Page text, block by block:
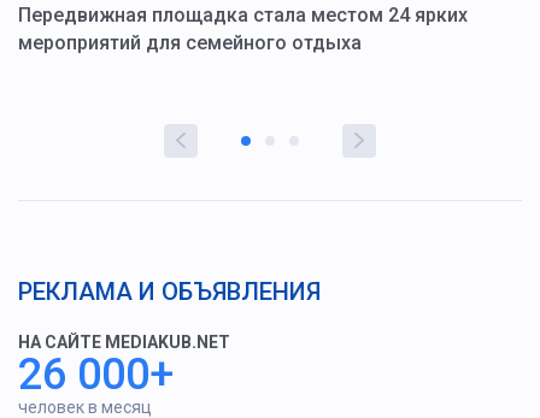
Передвижная площадка стала местом 24 ярких
мероприятий для семейного отдыха
РЕКЛАМА И ОБЪЯВЛЕНИЯ
НА САЙТЕ MEDIAKUB.NET
26 000+
человек в месяц